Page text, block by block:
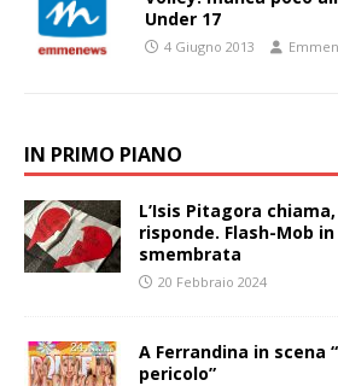
Under 17
4 Giugno 2013
IN PRIMO PIANO
L’Isis Pitagora
risponde. Flash-Mob
smembrata
20 Febbraio 2024
A Ferrandina in scena
pericolo”